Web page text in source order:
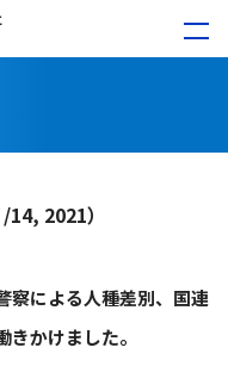
2021）
による人種差別、 国連
かけました。